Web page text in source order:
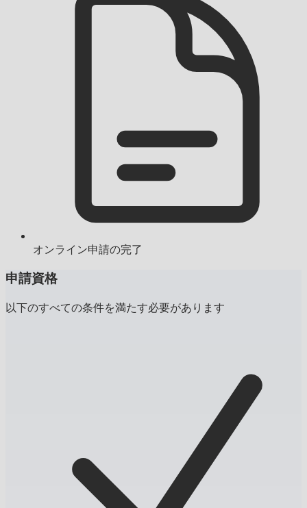
オンライン申請の完了
申請資格
以下のすべての条件を満たす必要があります